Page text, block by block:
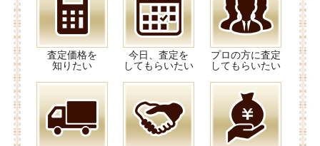
査定価格を
知りたい
今日、査定を
してもらいたい
プロの方に査定
してもらいたい